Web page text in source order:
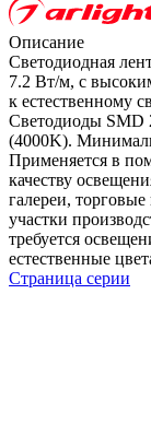
Описание
Светодиодная
7.2 Вт/м, с
к естественному
Светодиоды SMD
(4000K).
Применяется в
качеству
галереи,
участки
требуется
естественные
Страница серии